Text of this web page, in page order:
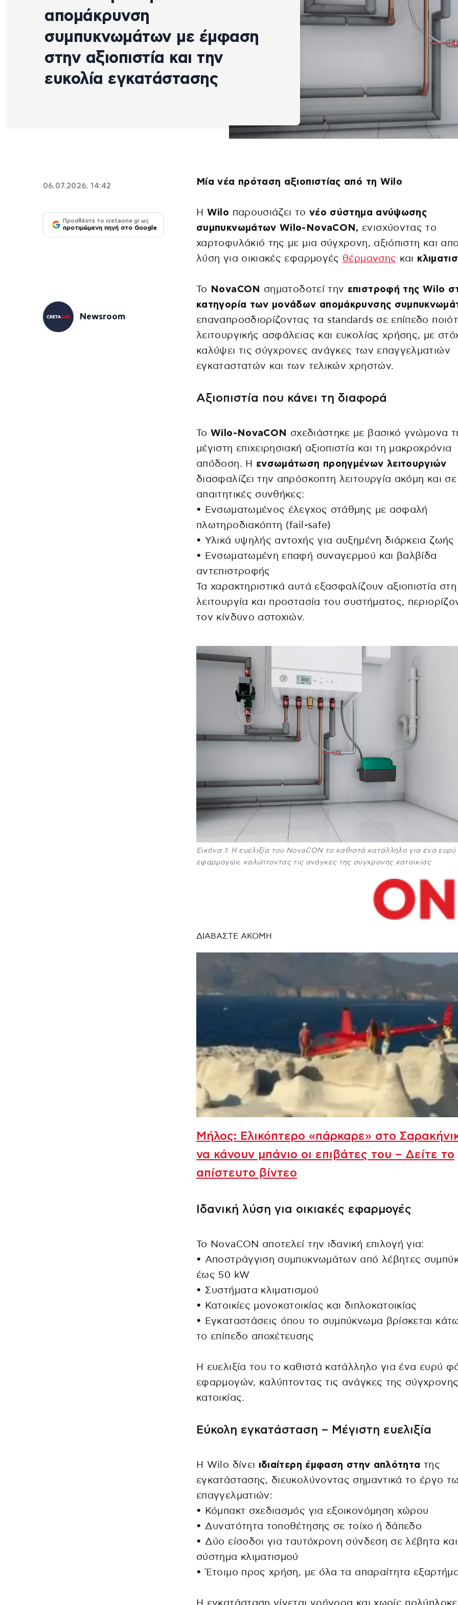
απομάκρυνση
συμπυκνωμάτων με έμφαση
στην αξιοπιστία και την
ευκολία εγκατάστασης
06.07.2026, 14:42
Προσθέστε το cretaone.gr ως
προτιμώμενη πηγή στο Google
Newsroom
Μία νέα πρόταση αξιοπιστίας από τη Wilo
Η Wilo παρουσιάζει το νέο σύστημα ανύψωσης
συμπυκνωμάτων Wilo-NovaCON, ενισχύοντας το
χαρτοφυλάκιό της με μια σύγχρονη, αξιόπιστη και
λύση για οικιακές εφαρμογές θέρμανσης και
Το NovaCON σηματοδοτεί την επιστροφή της Wilo
κατηγορία των μονάδων απομάκρυνσης
επαναπροσδιορίζοντας τα standards σε επίπεδο
λειτουργικής ασφάλειας και ευκολίας χρήσης, με
καλύψει τις σύγχρονες ανάγκες των επαγγελματιών
εγκαταστατών και των τελικών χρηστών.
Αξιοπιστία που κάνει τη διαφορά
ΤοWilo-NovaCON
σχεδιάστηκε με βασικό γνώμονα
μέγιστη επιχειρησιακή αξιοπιστία και τη μακροχρόνια
απόδοση. Η ενσωμάτωση προηγμένων λειτουργιών
διασφαλίζει την απρόσκοπτη λειτουργία ακόμη και σε
απαιτητικές συνθήκες:
• Ενσωματωμένος έλεγχος στάθμης με ασφαλή
πλωτηροδιακόπτη (fail-safe)
• Υλικά υψηλής αντοχής για αυξημένη διάρκεια ζωής
• Ενσωματωμένη επαφή συναγερμού και βαλβίδα
αντεπιστροφής
Τα χαρακτηριστικά αυτά εξασφαλίζουν αξιοπιστία στη
λειτουργία και προστασία του συστήματος,
τον κίνδυνο αστοχιών.
Εικόνα 1: Η ευελιξία του NovaCON το καθιστά κατάλληλο για ένα
εφαρμογών, καλύπτοντας τις ανάγκες της σύγχρονης κατοικίας
ΔΙΑΒΑΣΤΕ ΑΚΟΜΗ
Μήλος: Ελικόπτερο «πάρκαρε» στο
να κάνουν μπάνιο οι επιβάτες του – Δείτε το
απίστευτο βίντεο
Ιδανική λύση για οικιακές εφαρμογές
Το NovaCON αποτελεί την ιδανική επιλογή για:
• Αποστράγγιση συμπυκνωμάτων από λέβητες
έως 50 kW
• Συστήματα κλιματισμού
• Κατοικίες μονοκατοικίας και διπλοκατοικίας
• Εγκαταστάσεις όπου το συμπύκνωμα βρίσκεται
το επίπεδο αποχέτευσης
Η ευελιξία του το καθιστά κατάλληλο για ένα ευρύ
εφαρμογών, καλύπτοντας τις ανάγκες της
κατοικίας.
Εύκολη εγκατάσταση – Μέγιστη ευελιξία
Η Wilo δίνει ιδιαίτερη έμφαση στην απλότητα της
εγκατάστασης, διευκολύνοντας σημαντικά το έργο
επαγγελματιών:
• Κόμπακτ σχεδιασμός για εξοικονόμηση χώρου
• Δυνατότητα τοποθέτησης σε τοίχο ή δάπεδο
• Δύο είσοδοι για ταυτόχρονη σύνδεση σε λέβητα και
σύστημα κλιματισμού
• Έτοιμο προς χρήση, με όλα τα απαραίτητα